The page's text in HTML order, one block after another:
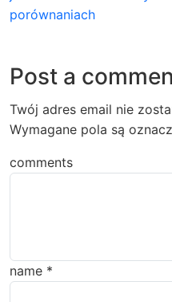
porównaniach
Post a
Twój adres email nie
Wymagane pola są
comments
name *